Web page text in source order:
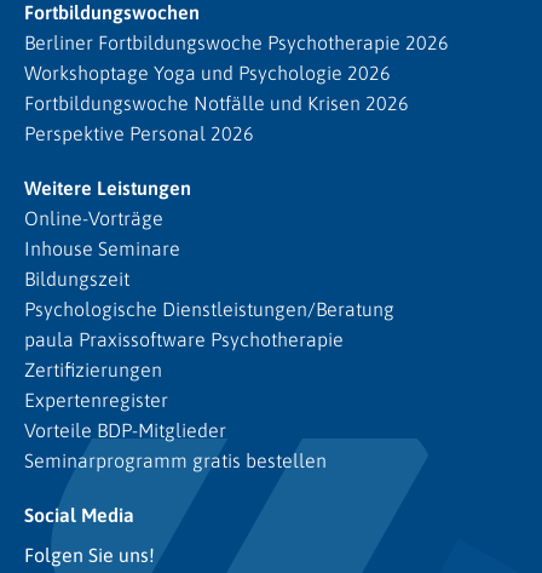
Fortbildungswochen
Berliner Fortbildungswoche Psychotherapie 2026
Workshoptage Yoga und Psychologie 2026
Fortbildungswoche Notfälle und Krisen 2026
Perspektive Personal 2026
Weitere Leistungen
Online-Vorträge
Inhouse Seminare
Bildungszeit
Psychologische Dienstleistungen/Beratung
paula Praxissoftware Psychotherapie
Zertifizierungen
Expertenregister
Vorteile BDP-Mitglieder
Seminarprogramm gratis bestellen
Social Media
Folgen Sie uns!